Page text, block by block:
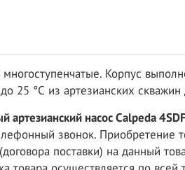
Корпус
25 °С из артезианских
артезианский насос Calpeda
звонок. Приобретение
поставки) на данный